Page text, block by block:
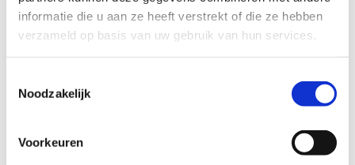
informatie die u aan ze heeft verstrekt of die ze hebben
verzameld op basis van uw gebruik van hun services.
Noodzakelijk
Voorkeuren
Jouw vraag